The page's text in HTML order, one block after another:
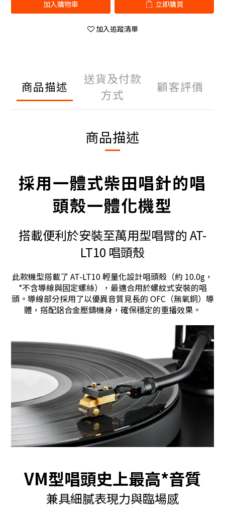
加入購物車 立即購買
加入追蹤清單
商品描述
送貨及付款
方式
顧客評價
商品描述
採用一體式柴田唱針的唱
頭殼一體化機型
搭載便利於安裝至萬用型唱臂的 AT-
LT10 唱頭殼
此款機型搭載了 AT-LT10 輕量化設計唱頭殼（約 10.0g，
*不含導線與固定螺絲），最適合用於螺紋式安裝的唱
頭。導線部分採用了以優異音質見長的 OFC（無氧銅）導
體，搭配鋁合金壓鑄機身，確保穩定的重播效果。
VM型唱頭史上最高*音質
兼具細膩表現力與臨場感